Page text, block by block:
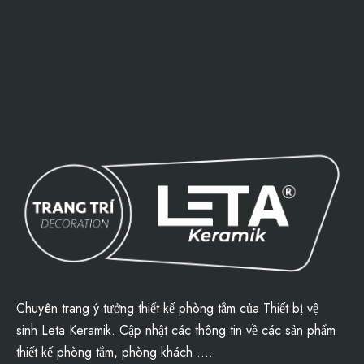
Chuyên trang ý tưởng thiết kế phòng tắm của Thiết bị vệ
sinh Leta Keramik. Cập nhật các thông tin về các sản phẩm
thiết kế phòng tắm, phòng khách ….